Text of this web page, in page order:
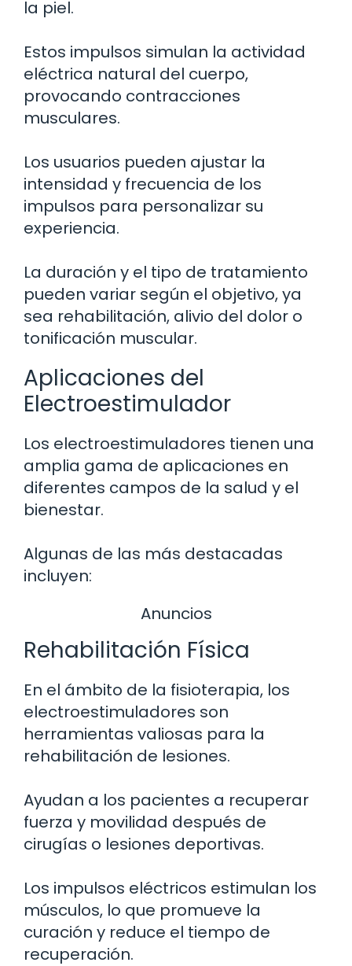
la piel.
Estos impulsos simulan la actividad
eléctrica natural del cuerpo,
provocando contracciones
musculares.
Los usuarios pueden ajustar la
intensidad y frecuencia de los
impulsos para personalizar su
experiencia.
La duración y el tipo de tratamiento
pueden variar según el objetivo, ya
sea rehabilitación, alivio del dolor o
tonificación muscular.
Aplicaciones del
Electroestimulador
Los electroestimuladores tienen una
amplia gama de aplicaciones en
diferentes campos de la salud y el
bienestar.
Algunas de las más destacadas
incluyen:
Anuncios
Rehabilitación Física
En el ámbito de la fisioterapia, los
electroestimuladores son
herramientas valiosas para la
rehabilitación de lesiones.
Ayudan a los pacientes a recuperar
fuerza y movilidad después de
cirugías o lesiones deportivas.
Los impulsos eléctricos estimulan los
músculos, lo que promueve la
curación y reduce el tiempo de
recuperación.